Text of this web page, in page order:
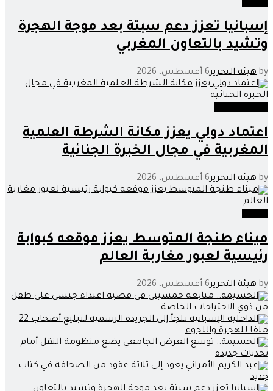
إسبانيا تعزز دعم سبتة بعد موجة الهجرة
وتشيد بالتعاون المغربي
by هيئة التحرير6 أغسطس، 2026
اعتماد دولي يعزز مكانة الشرطة العلمية
المغربية في مجال الخبرة الجنائية
by هيئة التحرير6 أغسطس، 2026
ميناء طنجة المتوسط يعزز موقعه كبوابة
رئيسية لعبور مغاربة العالم
by هيئة التحرير6 أغسطس، 2026